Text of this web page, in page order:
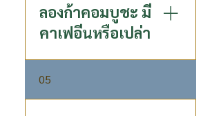
การขับถ่าย และดีท็อกซ์ สำหรับ
คนที่มีปัญหาเกี่ยวกับกระเพาะ
อาหารแนะนำให้ดื่มหลังอาหาร
มื้อเช้า จะทำให้สบายท้องตลอด
วันแล้วช่วยย่อยอาหารในมื้ออื่น
ลองก้าคอมบูชะ มี
คาเฟอีนหรือเปล่า
ด้วยกระบวนการหมักที่พิเศษ ทำ
05